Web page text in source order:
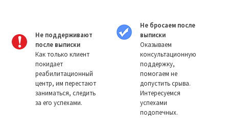
Не поддерживают
после выписки
Как только клиент
покидает
реабилитационный
центр, им перестают
заниматься, следить
за его успехами.
Не бросаем после
выписки
Оказываем
консультационную
поддержку,
помогаем не
допустить срыва.
Интересуемся
успехами
подопечных.